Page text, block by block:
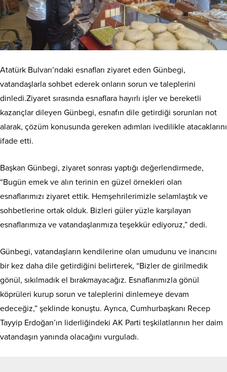
Atatürk Bulvarı’ndaki esnafları ziyaret eden Günbegi,
vatandaşlarla sohbet ederek onların sorun ve taleplerini
dinledi.Ziyaret sırasında esnaflara hayırlı işler ve bereketli
kazançlar dileyen Günbegi, esnafın dile getirdiği sorunları not
alarak, çözüm konusunda gereken adımları ivedilikle atacaklarını
ifade etti.
Başkan Günbegi, ziyaret sonrası yaptığı değerlendirmede,
“Bugün emek ve alın terinin en güzel örnekleri olan
esnaflarımızı ziyaret ettik. Hemşehrilerimizle selamlaştık ve
sohbetlerine ortak olduk. Bizleri güler yüzle karşılayan
esnaflarımıza ve vatandaşlarımıza teşekkür ediyoruz,” dedi.
Günbegi, vatandaşların kendilerine olan umudunu ve inancını
bir kez daha dile getirdiğini belirterek, “Bizler de girilmedik
gönül, sıkılmadık el bırakmayacağız. Esnaflarımızla gönül
köprüleri kurup sorun ve taleplerini dinlemeye devam
edeceğiz,” şeklinde konuştu. Ayrıca, Cumhurbaşkanı Recep
Tayyip Erdoğan’ın liderliğindeki AK Parti teşkilatlarının her daim
vatandaşın yanında olacağını vurguladı.